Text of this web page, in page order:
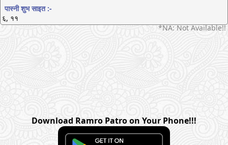
पास्नी शुभ साइत :-
६, ११
*NA: Not Available!!
Download Ramro Patro on Your Phone!!!